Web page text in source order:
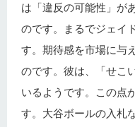
は「違反の可能性」が
のです。まるでジェイ
す。期待感を市場に与
のです。彼は、「せこ
いるようです。この点
す。大谷ボールの入札